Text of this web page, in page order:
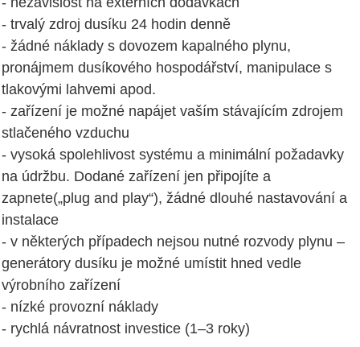
- trvalý zdroj dusíku 24 hodin denně
- žádné náklady s dovozem kapalného plynu,
pronájmem dusíkového hospodářství, manipulace s
tlakovými lahvemi apod.
- zařízení je možné napájet vaším stávajícím zdrojem
stlačeného vzduchu
- vysoká spolehlivost systému a minimální požadavky
na údržbu. Dodané zařízení jen připojíte a
zapnete(„plug and play“), žádné dlouhé nastavování a
instalace
- v některých případech nejsou nutné rozvody plynu –
generátory dusíku je možné umístit hned vedle
výrobního zařízení
- nízké provozní náklady
- rychlá návratnost investice (1–3 roky)